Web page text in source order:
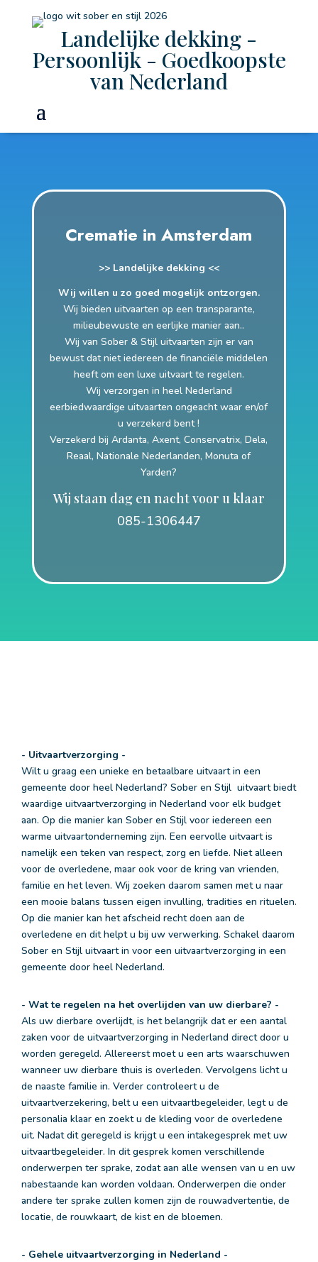
Landelijke dekking -
Persoonlijk - Goedkoopste
van Nederland
Crematie in Amsterdam
>> Landelijke dekking <<
Wij willen u zo goed mogelijk ontzorgen.
Wij bieden uitvaarten op een transparante,
milieubewuste en eerlijke manier aan..
Wij van Sober & Stijl uitvaarten zijn er van
bewust dat niet iedereen de financiële middelen
heeft om een luxe uitvaart te regelen.
Wij verzorgen in heel Nederland
eerbiedwaardige uitvaarten ongeacht waar en/of
u verzekerd bent !
Verzekerd bij Ardanta, Axent, Conservatrix, Dela,
Reaal, Nationale Nederlanden, Monuta of
Yarden?
Wij staan dag en nacht voor u klaar
085-1306447
- Uitvaartverzorging -
Wilt u graag een unieke en betaalbare uitvaart in een
gemeente door heel Nederland? Sober en Stijl uitvaart biedt
waardige uitvaartverzorging in Nederland voor elk budget
aan. Op die manier kan Sober en Stijl voor iedereen een
warme uitvaartonderneming zijn. Een eervolle uitvaart is
namelijk een teken van respect, zorg en liefde. Niet alleen
voor de overledene, maar ook voor de kring van vrienden,
familie en het leven. Wij zoeken daarom samen met u naar
een mooie balans tussen eigen invulling, tradities en rituelen.
Op die manier kan het afscheid recht doen aan de
overledene en dit helpt u bij uw verwerking. Schakel daarom
Sober en Stijl uitvaart in voor een uitvaartverzorging in een
gemeente door heel Nederland.
- Wat te regelen na het overlijden van uw dierbare? -
Als uw dierbare overlijdt, is het belangrijk dat er een aantal
zaken voor de uitvaartverzorging in Nederland direct door u
worden geregeld. Allereerst moet u een arts waarschuwen
wanneer uw dierbare thuis is overleden. Vervolgens licht u
de naaste familie in. Verder controleert u de
uitvaartverzekering, belt u een uitvaartbegeleider, legt u de
personalia klaar en zoekt u de kleding voor de overledene
uit. Nadat dit geregeld is krijgt u een intakegesprek met uw
uitvaartbegeleider. In dit gesprek komen verschillende
onderwerpen ter sprake, zodat aan alle wensen van u en uw
nabestaande kan worden voldaan. Onderwerpen die onder
andere ter sprake zullen komen zijn de rouwadvertentie, de
locatie, de rouwkaart, de kist en de bloemen.
- Gehele uitvaartverzorging in Nederland -